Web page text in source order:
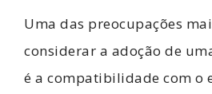
Uma das preocupações
considerar a adoção de
é a compatibilidade com o